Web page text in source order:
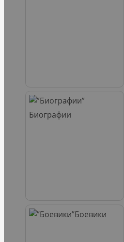
Биографии
Боевики